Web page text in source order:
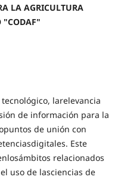
LA AGRICULTURA
"CODAF"
larelevancia
de información para la
de unión con
Este
relacionados
uso de lasciencias de